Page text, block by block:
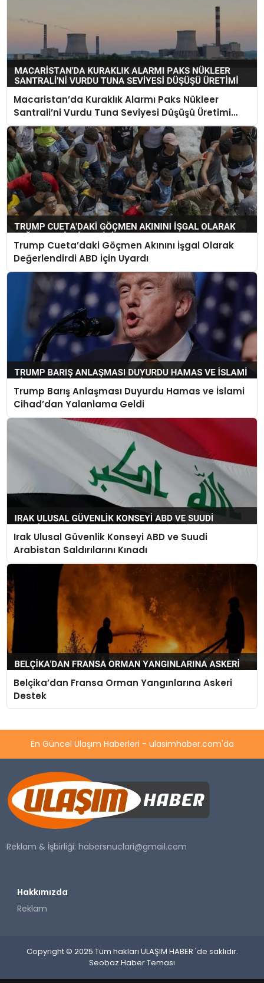
Macaristan’da Kuraklık Alarmı Paks Nükleer
Santrali’ni Vurdu Tuna Seviyesi Düşüşü Üretimi
Durdurdu
Trump Cueta’daki Göçmen Akınını İşgal Olarak
Değerlendirdi ABD İçin Uyardı
Trump Barış Anlaşması Duyurdu Hamas ve İslami
Cihad’dan Yalanlama Geldi
Irak Ulusal Güvenlik Konseyi ABD ve Suudi
Arabistan Saldırılarını Kınadı
Belçika’dan Fransa Orman Yangınlarına Askeri
Destek
En Güncel Ulaşım Haberleri - ulasimhaber.com'da
Reklam & İşbirliği:habersnuclari@gmail.com
Hakkımızda
Reklam
Copyright © 2025 Tüm hakları ULAŞIM HABER 'de saklıdır.
Seobaz Haber Teması